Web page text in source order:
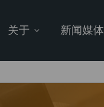
关于 新闻媒体